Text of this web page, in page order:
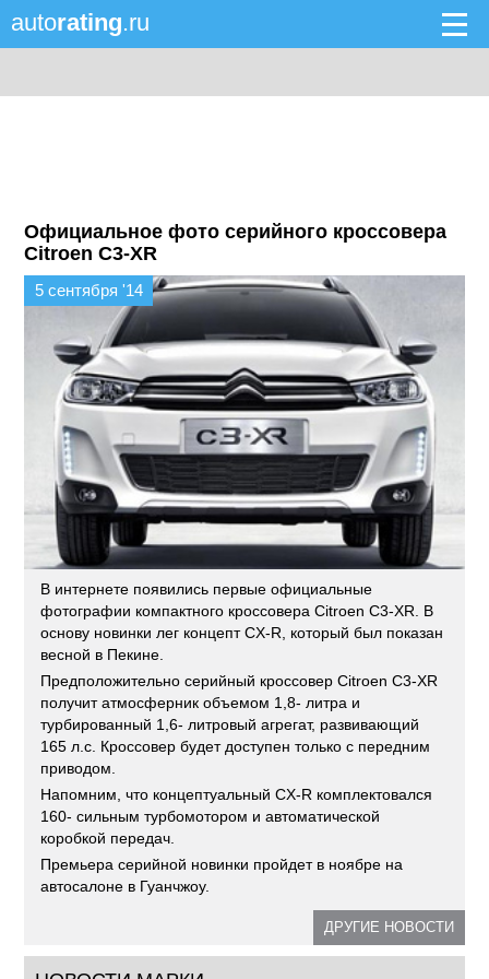
autorating.ru
Официальное фото серийного кроссовера
Citroen C3-XR
5 сентября '14
В интернете появились первые официальные
фотографии компактного кроссовера Citroen C3-XR. В
основу новинки лег концепт CX-R, который был показан
весной в Пекине.
Предположительно серийный кроссовер Citroen C3-XR
получит атмосферник объемом 1,8- литра и
турбированный 1,6- литровый агрегат, развивающий
165 л.с. Кроссовер будет доступен только с передним
приводом.
Напомним, что концептуальный CX-R комплектовался
160- сильным турбомотором и автоматической
коробкой передач.
Премьера серийной новинки пройдет в ноябре на
автосалоне в Гуанчжоу.
ДРУГИЕ НОВОСТИ